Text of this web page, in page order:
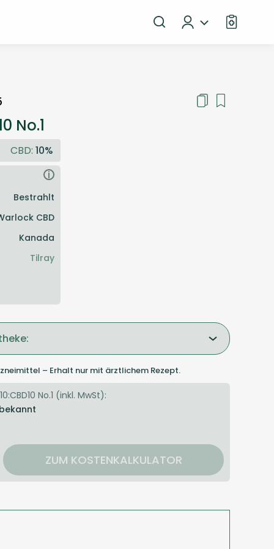
No.1
CBD: 10%
i
Bestrahlt
CBD
Kanada
Tilray
– Erhalt nur mit ärztlichem Rezept.
No.1 (inkl. MwSt):
ZUM KOSTENKALKULATOR